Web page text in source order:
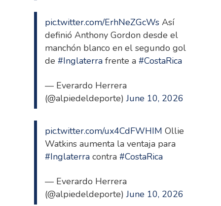
pic.twitter.com/ErhNeZGcWs Así
definió Anthony Gordon desde el
manchón blanco en el segundo gol
de#Inglaterra frente a#CostaRica
— Everardo Herrera
(@alpiedeldeporte)June 10, 2026
pic.twitter.com/ux4CdFWHIM Ollie
Watkins aumenta la ventaja para
#Inglaterra contra#CostaRica
— Everardo Herrera
(@alpiedeldeporte)June 10, 2026